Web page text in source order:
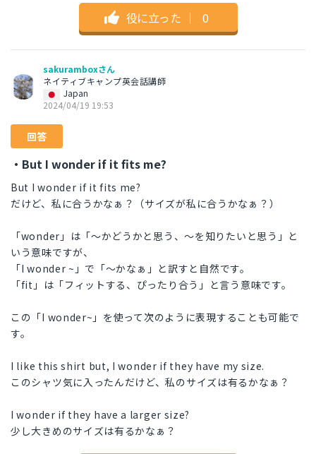
役に立った ｜ 0
sakuramboxさん
ネイティブキャンプ英会話講師
Japan
2024/04/19 19:53
回答
・But I wonder if it fits me?
But I wonder if it fits me?
だけど、私に合うかなぁ？（サイズが私に合うかなぁ？）
「wonder」は「〜かどうかと思う、〜を知りたいと思う」と
いう意味ですが、
「I wonder ~」で「〜かなぁ」と訳すと自然です。
「fit」は「フィットする、ぴったり合う」と言う意味です。
この「I wonder~」を使って次のように表現することも可能で
す。
I like this shirt but, I wonder if they have my size.
このシャツ気に入ったんだけど、私のサイズは有るかなぁ？
I wonder if they have a larger size?
少し大きめのサイズは有るかなぁ？